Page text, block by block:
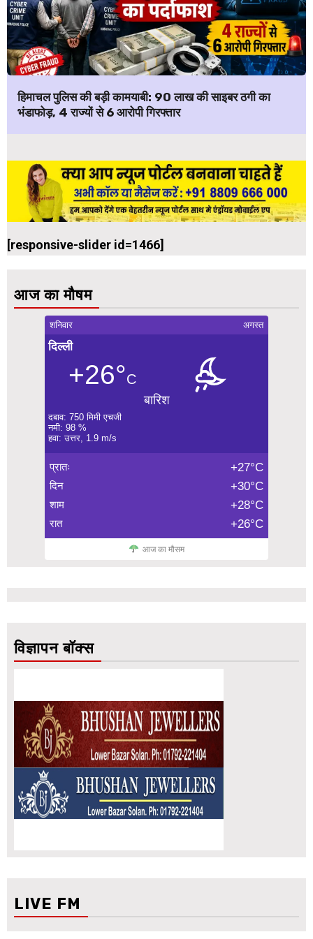
हिमाचल पुलिस की बड़ी कामयाबी: ₹90 लाख की साइबर ठगी का
भंडाफोड़, 4 राज्यों से 6 आरोपी गिरफ्तार
[responsive-slider id=1466]
आज का मौषम
शनिवार अगस्त
दिल्ली
+26°C
बारिश
दबाव: 750 मिमी एचजी
नमी: 98 %
हवा: उत्तर, 1.9 m/s
प्रातः +27°C
दिन +30°C
शाम +28°C
रात +26°C
आज का मौसम
विज्ञापन बॉक्स
LIVE FM